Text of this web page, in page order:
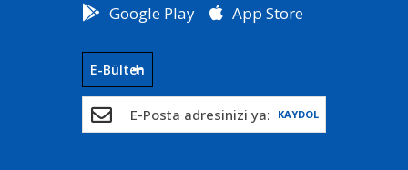
Google Play App Store
E-Bülten
KAYDOL